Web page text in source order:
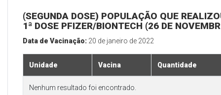
(SEGUNDA DOSE) POPULAÇÃO QUE
1ª DOSE PFIZER/BIONTECH (26 DE
Data de Vacinação: 20 de janeiro de 2022
Unidade Vacina Quantidade
Nenhum resultado foi encontrado.